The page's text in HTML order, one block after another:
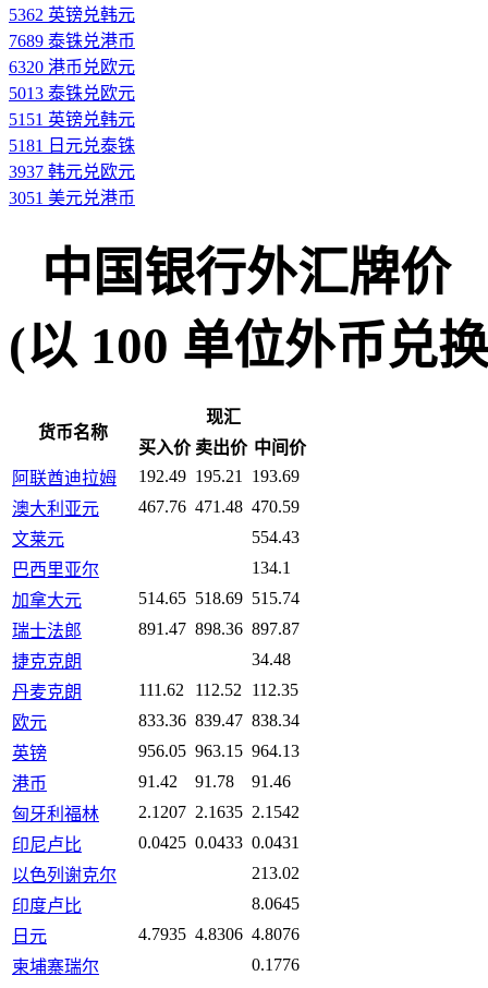
5362 英镑兑韩元
7689 泰铢兑港币
6320 港币兑欧元
5013 泰铢兑欧元
5151 英镑兑韩元
5181 日元兑泰铢
3937 韩元兑欧元
3051 美元兑港币
中国银行外汇牌价
(以 100 单位外币兑
货币名称
现汇
买入价 卖出价 中间价
阿联酋迪拉姆
192.49 195.21
193.69
澳大利亚元
467.76 471.48 470.59
文莱元
554.43
巴西里亚尔
134.1
加拿大元
514.65 518.69 515.74
瑞士法郎
891.47 898.36 897.87
捷克克朗
34.48
丹麦克朗
111.62 112.52
112.35
欧元
833.36 839.47 838.34
英镑
956.05 963.15 964.13
港币
91.42 91.78
91.46
匈牙利福林
2.1207 2.1635 2.1542
印尼卢比
0.0425 0.0433 0.0431
以色列谢克尔
213.02
印度卢比
8.0645
日元
4.7935 4.8306 4.8076
柬埔寨瑞尔
0.1776